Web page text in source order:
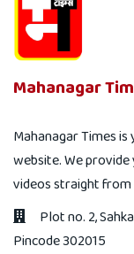
Mahanagar
Mahanagar Times
website. We
videos straight
Plot no. 2,
Pincode 302015